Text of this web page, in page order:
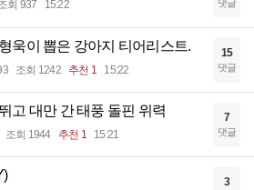
회 937 15:22 댓글
욱이 뽑은 강아지 티어리스트.
조회 1242 추천 1 15:22
15
댓글
고 대만 간 태풍 돌핀 위력
조회 1944 추천 1 15:21
7
댓글
3